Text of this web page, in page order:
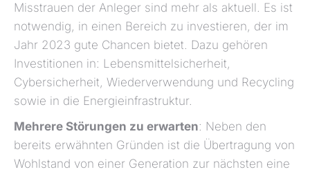
Misstrauen der Anleger sind mehr als aktuell. Es ist
notwendig, in einen Bereich zu investieren, der im
Jahr 2023 gute Chancen bietet. Dazu gehören
Investitionen in: Lebensmittelsicherheit,
Cybersicherheit, Wiederverwendung und Recycling
sowie in die Energieinfrastruktur.
Mehrere Störungen zu erwarten: Neben den
bereits erwähnten Gründen ist die Übertragung von
Wohlstand von einer Generation zur nächsten eine